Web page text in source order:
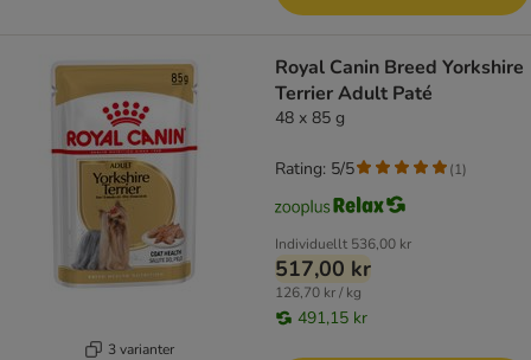
3 varianter
Royal Canin Breed Yorkshire
Terrier Adult Paté
48 x 85 g
Individuellt 536,00 kr
517,00 kr
126,70 kr / kg
491,15 kr
Rating: 5/5 (1)